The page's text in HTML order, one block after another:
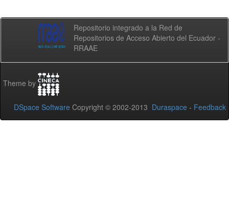
Repositorio integrado a la Red de
Repositorios de Acceso Abierto del Ecuador -
RRAAE
Theme by
DSpace Software Copyright © 2002-2013 Duraspace - Feedback